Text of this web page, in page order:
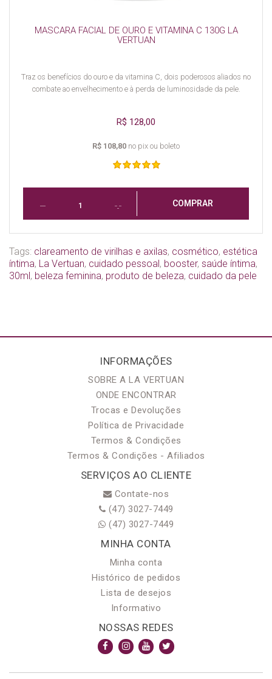
MASCARA FACIAL DE OURO E VITAMINA C 130G LA
VERTUAN
Traz os benefícios do ouro e da vitamina C, dois poderosos aliados no
combate ao envelhecimento e à perda de luminosidade da pele.
R$ 128,00
R$ 108,80 no pix ou boleto
COMPRAR
Tags: clareamento de virilhas e axilas, cosmético, estética
íntima, La Vertuan, cuidado pessoal, booster, saúde íntima,
30ml, beleza feminina, produto de beleza, cuidado da pele
INFORMAÇÕES
SOBRE A LA VERTUAN
ONDE ENCONTRAR
Trocas e Devoluções
Política de Privacidade
Termos & Condições
Termos & Condições - Afiliados
SERVIÇOS AO CLIENTE
Contate-nos
(47) 3027-7449
(47) 3027-7449
MINHA CONTA
Minha conta
Histórico de pedidos
Lista de desejos
Informativo
NOSSAS REDES